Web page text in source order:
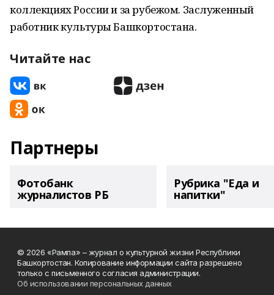
коллекциях России и за рубежом. Заслуженный
работник культуры Башкортостана.
Читайте нас
Партнеры
Фотобанк
журналистов РБ
Рубрика "Еда и
напитки"
© 2026 «Рампа» – журнал о культурной жизни Республики
Башкортостан. Копирование информации сайта разрешено
только с письменного согласия администрации.
Об использовании персональных данных